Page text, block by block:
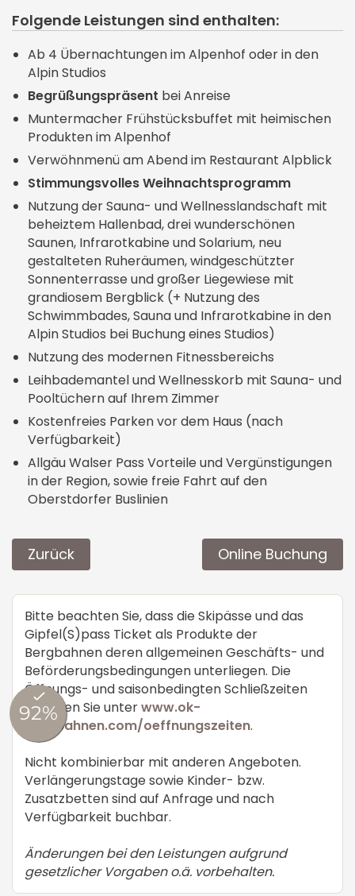
Golf
Apartments
Wintersport
Familienurlaub
Golf im Allgäu
Therme Oberstdorf
Folgende Leistungen sind enthalten:
Ab 4 Übernachtungen im Alpenhof oder in den
Alpin Studios
Begrüßungspräsent bei Anreise
Muntermacher Frühstücksbuffet mit heimischen
Produkten im Alpenhof
Verwöhnmenü am Abend im Restaurant Alpblick
Stimmungsvolles Weihnachtsprogramm
Nutzung der Sauna- und Wellnesslandschaft mit
beheiztem Hallenbad, drei wunderschönen
Saunen, Infrarotkabine und Solarium, neu
gestalteten Ruheräumen, windgeschützter
Sonnenterrasse und großer Liegewiese mit
grandiosem Bergblick (+ Nutzung des
Schwimmbades, Sauna und Infrarotkabine in den
Alpin Studios bei Buchung eines Studios)
Nutzung des modernen Fitnessbereichs
Leihbademantel und Wellnesskorb mit Sauna- und
Pooltüchern auf Ihrem Zimmer
Kostenfreies Parken vor dem Haus (nach
Verfügbarkeit)
Allgäu Walser Pass Vorteile und Vergünstigungen
in der Region, sowie freie Fahrt auf den
Oberstdorfer Buslinien
Zurück Online Buchung
Bitte beachten Sie, dass die Skipässe und das
Gipfel(S)pass Ticket als Produkte der
Bergbahnen deren allgemeinen Geschäfts- und
Beförderungsbedingungen unterliegen. Die
Öffnungs- und saisonbedingten Schließzeiten
erfahren Sie unterwww.ok-
bergbahnen.com/oeffnungszeiten.
Nicht kombinierbar mit anderen Angeboten.
Verlängerungstage sowie Kinder- bzw.
Zusatzbetten sind auf Anfrage und nach
Verfügbarkeit buchbar.
Änderungen bei den Leistungen aufgrund
gesetzlicher Vorgaben o.ä. vorbehalten.